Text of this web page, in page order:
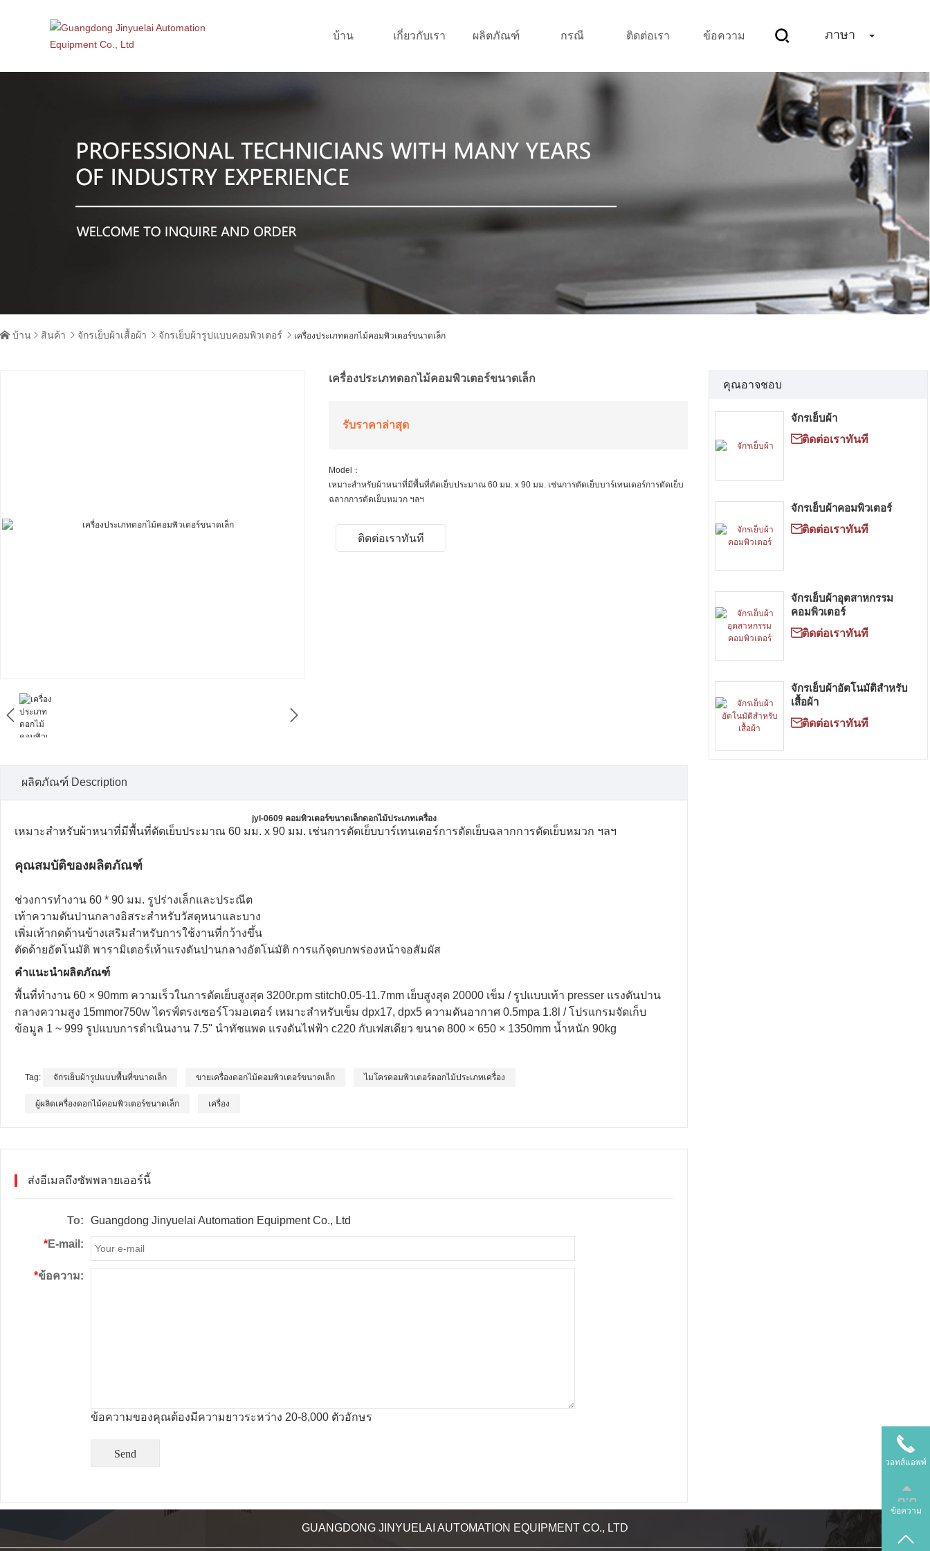
บ้าน เกี่ยวกับเรา ผลิตภัณฑ์ กรณี ติดต่อเรา ข้อความ ภาษา
 บ้าน  สินค้า  จักรเย็บผ้าเสื้อผ้า  จักรเย็บผ้ารูปแบบคอมพิวเตอร์  เครื่องประเภทดอกไม้คอมพิวเตอร์ขนาดเล็ก
คุณอาจชอบ
จักรเย็บผ้า
ติดต่อเราทันที
จักรเย็บผ้าคอมพิวเตอร์
ติดต่อเราทันที
จักรเย็บผ้าอุตสาหกรรม
คอมพิวเตอร์
ติดต่อเราทันที
จักรเย็บผ้าอัตโนมัติสำหรับ
เสื้อผ้า
ติดต่อเราทันที
 
เครื่องประเภทดอกไม้คอมพิวเตอร์ขนาดเล็ก
รับราคาล่าสุด
Model：
เหมาะสำหรับผ้าหนาที่มีพื้นที่ตัดเย็บประมาณ 60 มม. x 90 มม. เช่นการตัดเย็บบาร์เทนเดอร์การตัดเย็บ
ฉลากการตัดเย็บหมวก ฯลฯ
ติดต่อเราทันที
ผลิตภัณฑ์ Description
jyl-0609 คอมพิวเตอร์ขนาดเล็กดอกไม้ประเภทเครื่อง
เหมาะสำหรับผ้าหนาที่มีพื้นที่ตัดเย็บประมาณ 60 มม. x 90 มม. เช่นการตัดเย็บบาร์เทนเดอร์การตัดเย็บฉลากการตัดเย็บหมวก ฯลฯ
คุณสมบัติของผลิตภัณฑ์
ช่วงการทำงาน 60 * 90 มม. รูปร่างเล็กและประณีต
เท้าความดันปานกลางอิสระสำหรับวัสดุหนาและบาง
เพิ่มเท้ากดด้านข้างเสริมสำหรับการใช้งานที่กว้างขึ้น
ตัดด้ายอัตโนมัติ พารามิเตอร์เท้าแรงดันปานกลางอัตโนมัติ การแก้จุดบกพร่องหน้าจอสัมผัส
คำแนะนำผลิตภัณฑ์
พื้นที่ทำงาน 60 × 90mm ความเร็วในการตัดเย็บสูงสุด 3200r.pm stitch0.05-11.7mm เย็บสูงสุด 20000 เข็ม / รูปแบบเท้า presser แรงดันปาน
กลางความสูง 15mmor750w ไดรฟ์ตรงเซอร์โวมอเตอร์ เหมาะสำหรับเข็ม dpx17, dpx5 ความดันอากาศ 0.5mpa 1.8l / โปรแกรมจัดเก็บ
ข้อมูล 1 ~ 999 รูปแบบการดำเนินงาน 7.5" นำทัชแพด แรงดันไฟฟ้า c220 กับเฟสเดียว ขนาด 800 × 650 × 1350mm น้ำหนัก 90kg
Tag: จักรเย็บผ้ารูปแบบพื้นที่ขนาดเล็ก ขายเครื่องดอกไม้คอมพิวเตอร์ขนาดเล็ก ไมโครคอมพิวเตอร์ดอกไม้ประเภทเครื่อง
ผู้ผลิตเครื่องดอกไม้คอมพิวเตอร์ขนาดเล็ก เครื่อง
ส่งอีเมลถึงซัพพลายเออร์นี้
To:
Guangdong Jinyuelai Automation Equipment Co., Ltd
*E-mail:
*ข้อความ:
ข้อความของคุณต้องมีความยาวระหว่าง 20-8,000 ตัวอักษร
GUANGDONG JINYUELAI AUTOMATION EQUIPMENT CO., LTD
วอทส์แอพพ์
ข้อความ